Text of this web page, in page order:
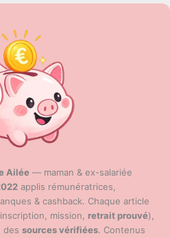
Ailée — maman & ex-salariée
applis rémunératrices,
& cashback. Chaque article
mission, retrait prouvé),
des sources vérifiées. Contenus